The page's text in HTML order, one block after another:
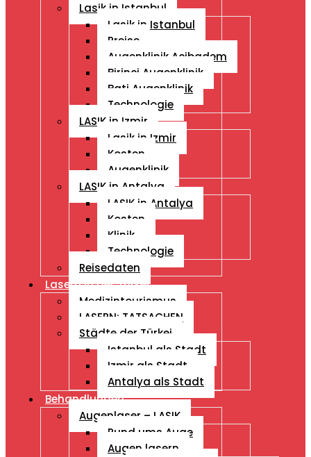
Lasik in Istanbul
Lasik in Istanbul
Preise
Augenklinik Acibadem
Birinci Augenklinik
Bati Augenklinik
Technologie
LASIK in Izmir
Lasik in Izmir
Kosten
Augenklinik
LASIK in Antalya
LASIK in Antalya
Kosten
Klinik
Technologie
Reisedaten
Lasern in der Türkei
Medizintourismus
LASERN: TATSACHEN
Städte der Türkei
Istanbul als Stadt
Izmir als Stadt
Antalya als Stadt
Behandlungen
Augenlaser – LASIK
Rund ums Auge
Augen lasern